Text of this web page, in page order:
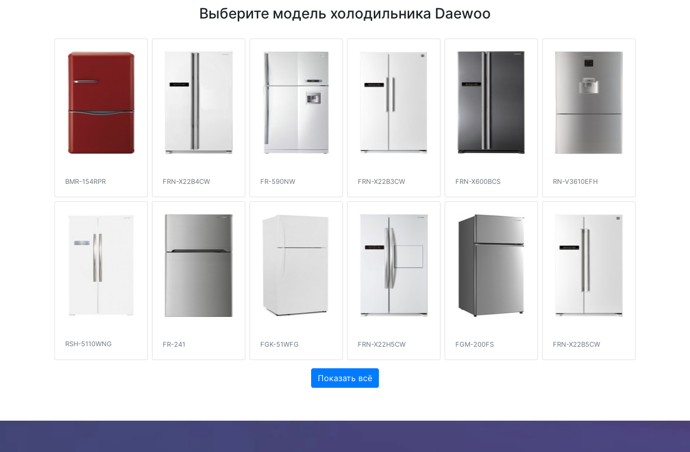
Выберите модель холодильника Daewoo
BMR-154RPR FRN-X22B4CW FR-590NW FRN-X22B3CW FRN-X600BCS RN-V3610EFH
RSH-5110WNG FR-241 FGK-51WFG FRN-X22H5CW FGM-200FS FRN-X22B5CW
Показать всё